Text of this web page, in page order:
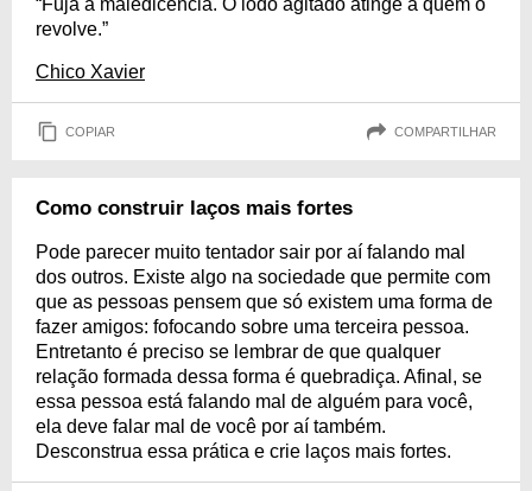
“Fuja à maledicência. O lodo agitado atinge a quem o
revolve.”
Chico Xavier
COPIAR COMPARTILHAR
Como construir laços mais fortes
Pode parecer muito tentador sair por aí falando mal
dos outros. Existe algo na sociedade que permite com
que as pessoas pensem que só existem uma forma de
fazer amigos: fofocando sobre uma terceira pessoa.
Entretanto é preciso se lembrar de que qualquer
relação formada dessa forma é quebradiça. Afinal, se
essa pessoa está falando mal de alguém para você,
ela deve falar mal de você por aí também.
Desconstrua essa prática e crie laços mais fortes.